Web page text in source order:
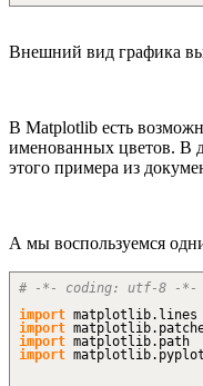
Внешний вид графика
В Matplotlib есть
именованных цветов. В
этого примера из
А мы воспользуемся
# -*- coding: utf-8 -*-
import matplotlib. lines
import matplotlib.
import matplotlib. path
import matplotlib. pyplot